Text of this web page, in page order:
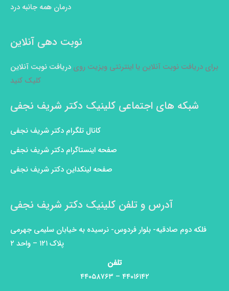
درمان همه جانبه درد
نوبت دهی آنلاین
برای دریافت نوبت آنلاین یا اینترنتی ویزیت روی دریافت نوبت آنلاین
کلیک کنید
شبکه های اجتماعی کلینیک دکتر شریف نجفی
کانال تلگرام دکتر شریف نجفی
صفحه اینستاگرام دکتر شریف نجفی
صفحه لینکداین دکتر شریف نجفی
آدرس و تلفن کلینیک دکتر شریف نجفی
فلکه دوم صادقیه- بلوار فردوس- نرسیده به خیابان سلیمی جهرمی
پلاک ۱۲۱ – واحد ۲
تلفن
۴۴۰۱۶۱۴۲ – ۴۴۰۵۸۷۶۳